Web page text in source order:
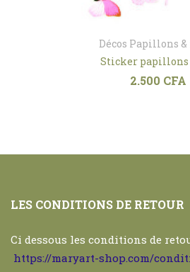
Décos Papillons
Sticker papillons
2.500 CFA
LES CONDITIONS DE RETOUR
Ci dessous les conditions de
https://maryart-shop.com/